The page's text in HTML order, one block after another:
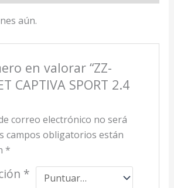
aún.
en valorar “ZZ-
CAPTIVA SPORT 2.4
correo electrónico no será
campos obligatorios están
*
*